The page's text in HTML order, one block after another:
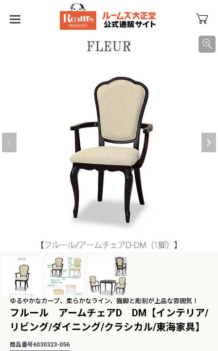
SN【リビン
/寝室/シェー
インク
レザーテックス カウチソフ
ァ マウルス2 プライム
PLT【在庫色/特注色】オッ
トマン分離型自由レイアウ
ト 幅218cm リラックスフ
ォーム ラグジュアリー 関家
¥139,800税込
セラー】バルバーニ・ワークス
【国産・高品質の書斎家具】小島工芸・ア
ゆるやかなカーブ、柔らかなライン、猫脚と彫刻が上品な雰囲気！
フルール アームチェアD DM【インテリア/
リビング/ダイニング/クラシカル/東海家具】
商品番号6030323-056